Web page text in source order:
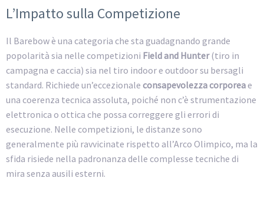
L’Impatto sulla Competizione
Il Barebow è una categoria che sta guadagnando grande
popolarità sia nelle competizioni Field and Hunter(tiro in
campagna e caccia) sia nel tiro indoor e outdoor su bersagli
standard. Richiede un’eccezionale consapevolezza corporea e
una coerenza tecnica assoluta, poiché non c’è strumentazione
elettronica o ottica che possa correggere gli errori di
esecuzione. Nelle competizioni, le distanze sono
generalmente più ravvicinate rispetto all’Arco Olimpico, ma la
sfida risiede nella padronanza delle complesse tecniche di
mira senza ausili esterni.